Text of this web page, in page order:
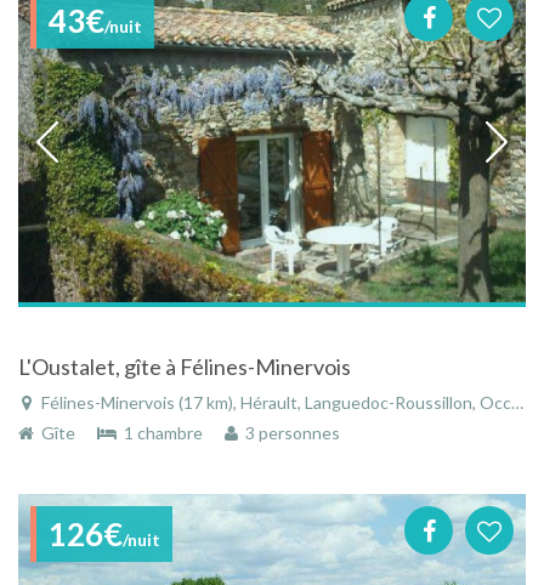
43€/nuit
L'Oustalet, gîte à Félines-Minervois
Félines-Minervois (17 km), Hérault, Languedoc-Roussillon, Occitanie, France
Gîte
1 chambre 3 personnes
126€/nuit